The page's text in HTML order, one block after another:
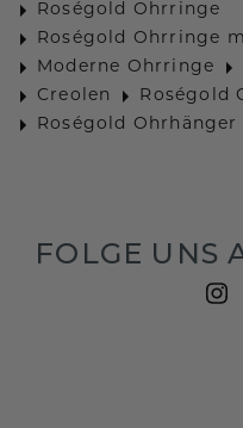
Roségold Ohrringe
Roségold Ohrringe
Moderne Ohrringe
Creolen
Roségold
Roségold Ohrhänger
FOLGE UNS